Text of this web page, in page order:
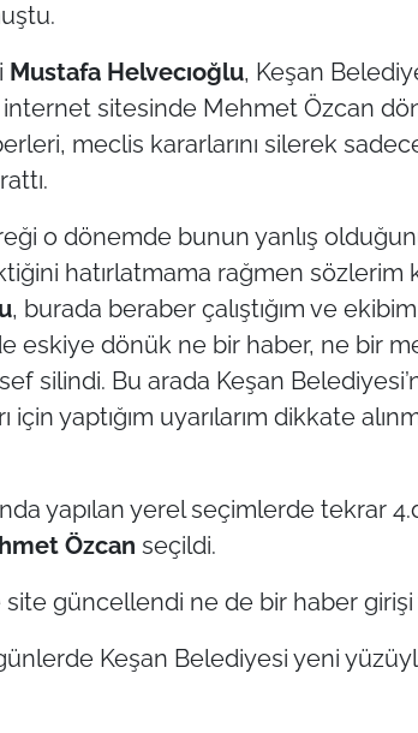
Mustafa Helvecıoğlu, Keşan
internet sitesinde Mehmet Özcan
meclis kararlarını silerek
o dönemde bunun yanlış
hatırlatmama rağmen sözlerim
, burada beraber çalıştığım ve
eskiye dönük ne bir haber, ne bir
silindi. Bu arada Keşan
yaptığım uyarılarım dikkate
yapılan yerel seçimlerde tekrar
Özcan seçildi.
güncellendi ne de bir haber girişi
Keşan Belediyesi yeni